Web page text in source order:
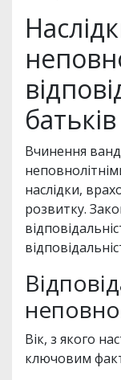
батьків
Вчинення
наслідки,
розвитку.
Вік, з якого
ключовим